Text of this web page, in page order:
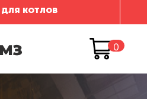
ДЛЯ КОТЛОВ
0